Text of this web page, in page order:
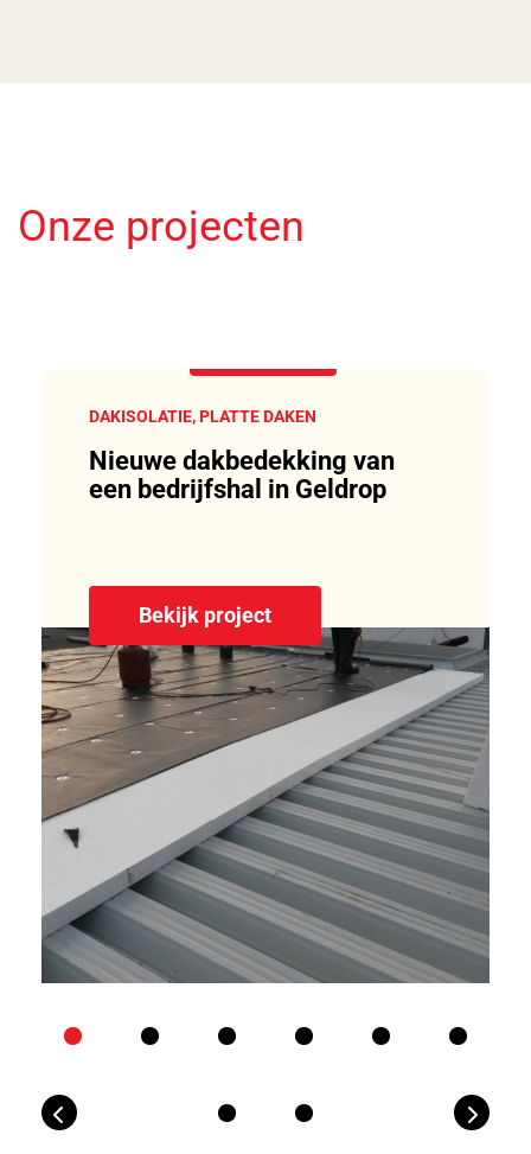
Onze projecten
DAKISOLATIE, PLATTE DAKEN
Nieuwe dakbedekking van
een bedrijfshal in Geldrop
Bekijk project